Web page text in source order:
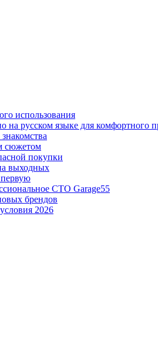
использования
на русском языке для комфортного
сюжетом
покупки
выходных
СТО Garage55
брендов
2026